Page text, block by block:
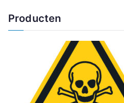
Producten